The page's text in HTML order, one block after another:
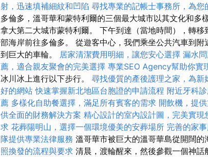
射，迅速填補細紋和凹陷 尋找專業的記帳士事務所，為您
多倫多，溫哥華和蒙特利爾的三個最大城市以其文化和多
拿大第二大城市蒙特利爾。 下午到達（當地時間），轉
部海岸前往多倫多。 從遊客中心，我們乘坐公共汽車到
到巨大的車輪。 居家清潔費用明細，讓您安心選擇 漏水
薦，適合親友聚會的完美選擇 專業SEO Agency幫助你實
冰川冰上進行以下步行。 尋找優質的產後護理之家，為新
好的網站 快速掌握新北地區台胞證的申請流程 附近牙科
薦 多樣化自助餐選擇，滿足所有賓客的需求 開飲機，提
供全面的財務解決方案 精心設計的室內設計圖，完美實現
求 花葬陽明山，選擇一個環境優美的安葬場所 完善的家
隊提供專業法律服務 溫哥華市被巨大的溫哥華島從開闊的
照換發的流程與要求 清晨，渡輪醒來，然後參觀一個神